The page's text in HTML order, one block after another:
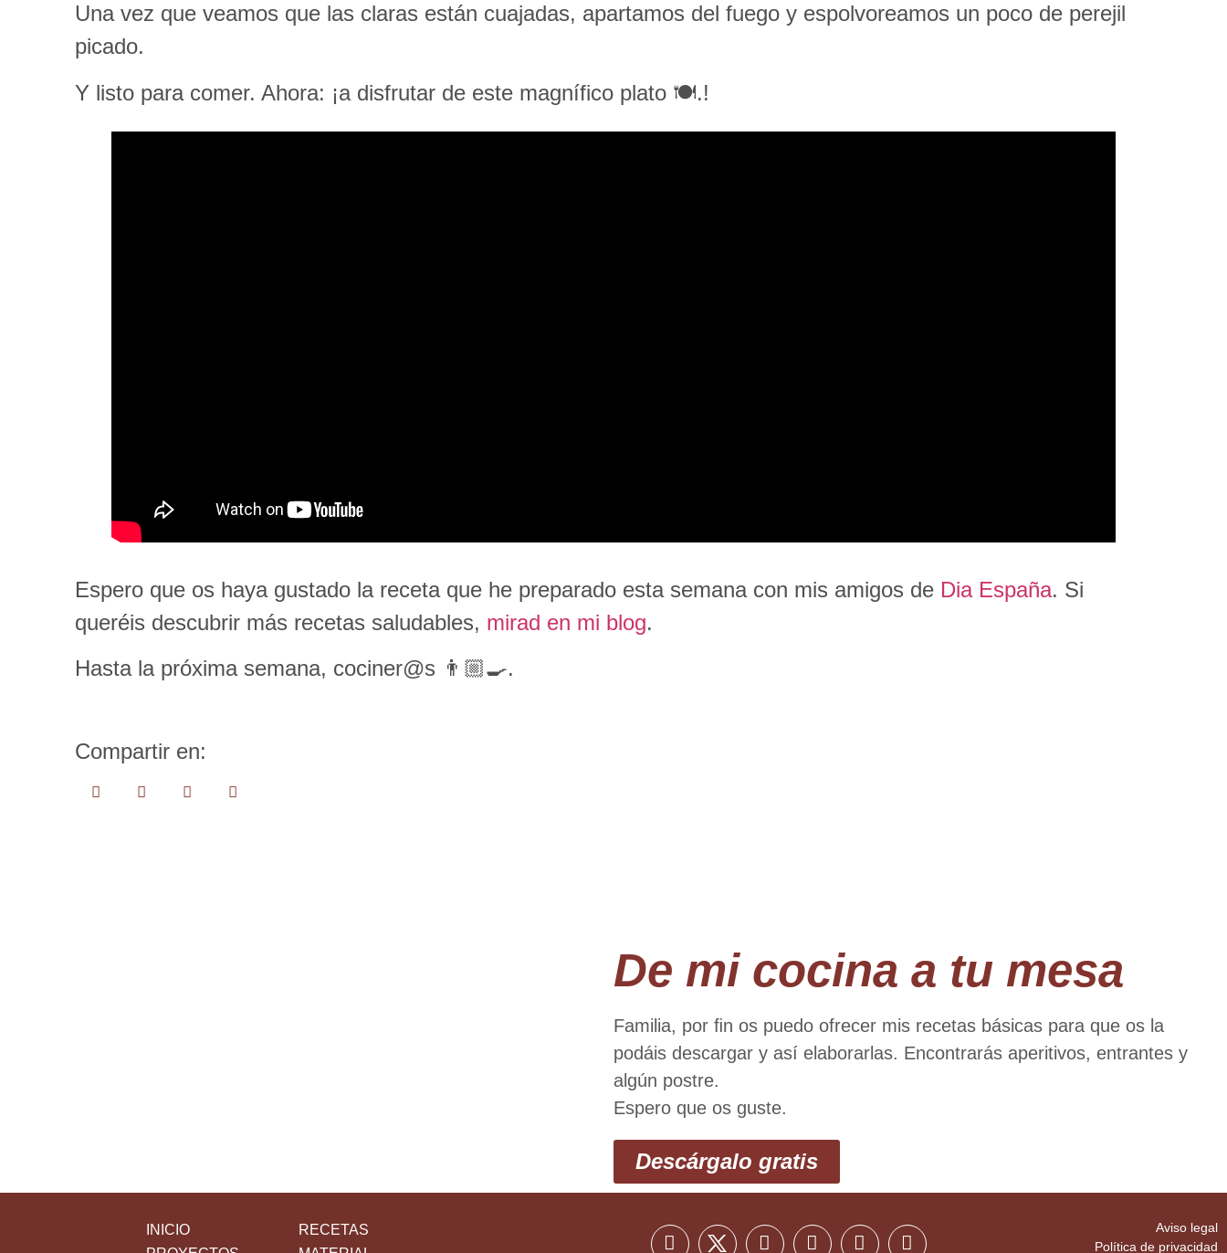
Una vez que veamos que las claras están cuajadas, apartamos del fuego y espolvoreamos un poco de perejil
picado.
Y listo para comer. Ahora: ¡a disfrutar de este magnífico plato 🍽.!
Espero que os haya gustado la receta que he preparado esta semana con mis amigos de Dia España. Si
queréis descubrir más recetas saludables, mirad en mi blog.
Hasta la próxima semana, cociner@s 👨🏼‍🍳.
Compartir en:
De mi cocina a tu mesa
Familia, por ﬁn os puedo ofrecer mis recetas básicas para que os la
podáis descargar y así elaborarlas. Encontrarás aperitivos, entrantes y
algún postre.
Espero que os guste.
Descárgalo gratis
INICIO
RECETAS
Aviso legal
Política de privacidad